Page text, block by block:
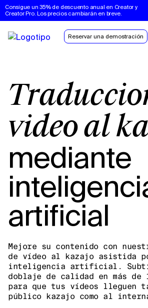
Consigue un 35% de descuento anual en Creator y
Creator Pro. Los precios cambiarán en breve.
Reservar una demostración
Traducción de
vídeo al
mediante
artificial
Mejore su contenido con
de vídeo al kazajo asistida
inteligencia artificial.
doblaje de calidad en más de
para que tus vídeos lleguen
público kazajo como al